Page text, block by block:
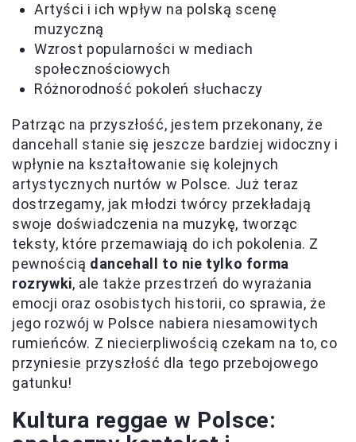
Artyści i ich wpływ na polską scenę
muzyczną
Wzrost popularności w mediach
społecznościowych
Różnorodność pokoleń słuchaczy
Patrząc na przyszłość, jestem przekonany, że
dancehall stanie się jeszcze bardziej widoczny i
wpłynie na kształtowanie się kolejnych
artystycznych nurtów w Polsce. Już teraz
dostrzegamy, jak młodzi twórcy przekładają
swoje doświadczenia na muzykę, tworząc
teksty, które przemawiają do ich pokolenia. Z
pewnością dancehall to nie tylko forma
rozrywki, ale także przestrzeń do wyrażania
emocji oraz osobistych historii, co sprawia, że
jego rozwój w Polsce nabiera niesamowitych
rumieńców. Z niecierpliwością czekam na to, co
przyniesie przyszłość dla tego przebojowego
gatunku!
Kultura reggae w Polsce: